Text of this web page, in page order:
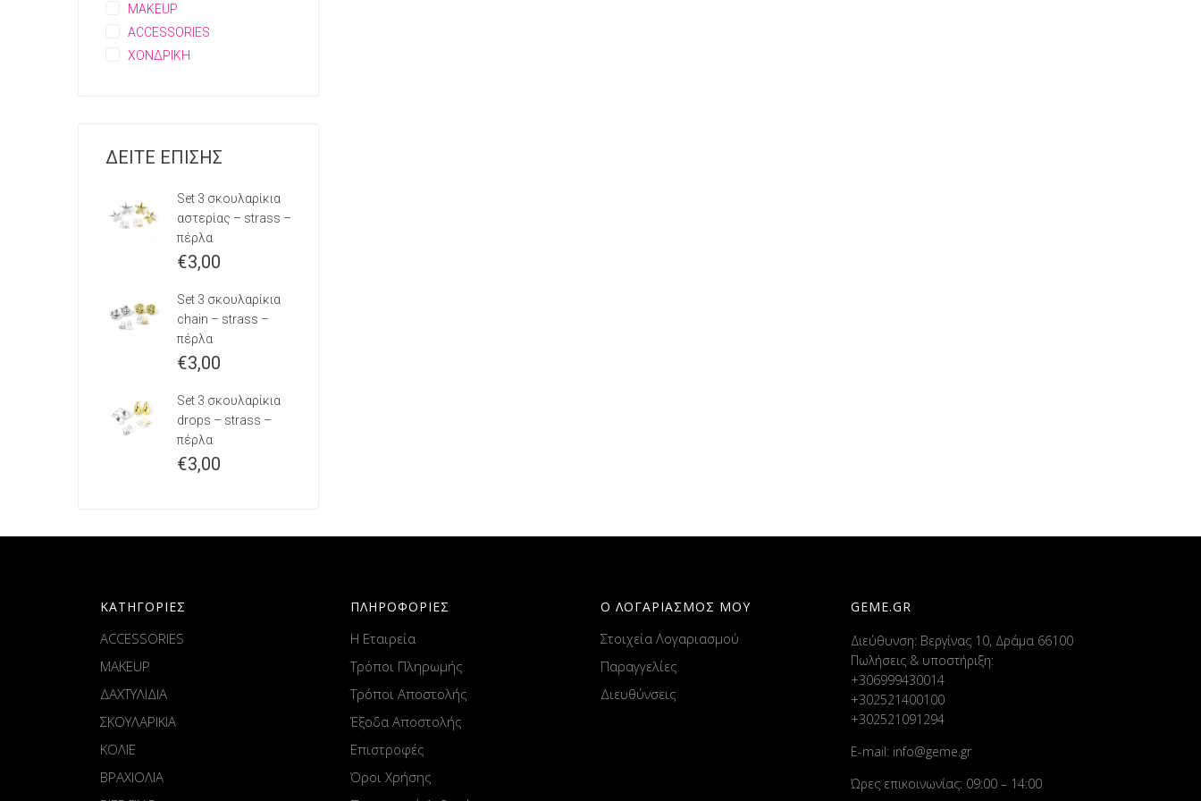
MAKEUP
ACCESSORIES
ΧΟΝΔΡΙΚΗ
ΔΕΙΤΕ ΕΠΙΣΗΣ
Set 3 σκουλαρίκια
αστερίας – strass –
πέρλα
€3,00
Set 3 σκουλαρίκια
chain – strass –
πέρλα
€3,00
Set 3 σκουλαρίκια
drops – strass –
πέρλα
€3,00
ΚΑΤΗΓΟΡΙΕΣ
ACCESSORIES
MAKEUP
ΔΑΧΤΥΛΙΔΙΑ
ΣΚΟΥΛΑΡΙΚΙΑ
ΚΟΛΙΕ
ΒΡΑΧΙΟΛΙΑ
ΠΛΗΡΟΦΟΡΙΕΣ
Η Εταιρεία
Τρόποι Πληρωμής
Τρόποι Αποστολής
Έξοδα Αποστολής
Επιστροφές
Όροι Χρήσης
Ο ΛΟΓΑΡΙΑΣΜΟΣ ΜΟΥ
Στοιχεία Λογαριασμού
Παραγγελίες
Διευθύνσεις
GEME.GR
Διεύθυνση: Βεργίνας 10, Δράμα 66100
Πωλήσεις & υποστήριξη:
+306999430014
+302521400100
+302521091294
E-mail: info@geme.gr
Ώρες επικοινωνίας: 09:00 – 14:00